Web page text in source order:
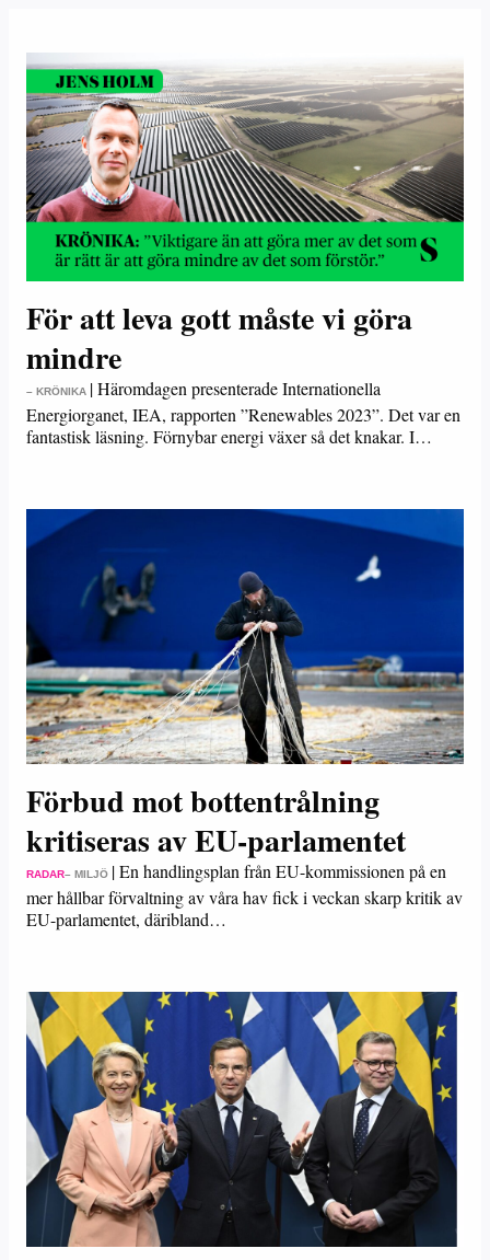
För att leva gott måste vi göra
mindre
– KRÖNIKA |Häromdagen presenterade Internationella
Energiorganet, IEA, rapporten ”Renewables 2023”. Det var en
fantastisk läsning. Förnybar energi växer så det knakar. I…
Förbud mot bottentrålning
kritiseras av EU-parlamentet
RADAR– MILJÖ |En handlingsplan från EU-kommissionen på en
mer hållbar förvaltning av våra hav fick i veckan skarp kritik av
EU-parlamentet, däribland…